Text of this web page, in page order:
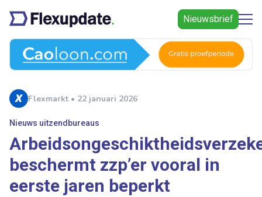
Nieuwsbrief
Flexmarkt • 22 januari 2026
Nieuws uitzendbureaus
beschermt zzp’er vooral in
eerste jaren beperkt